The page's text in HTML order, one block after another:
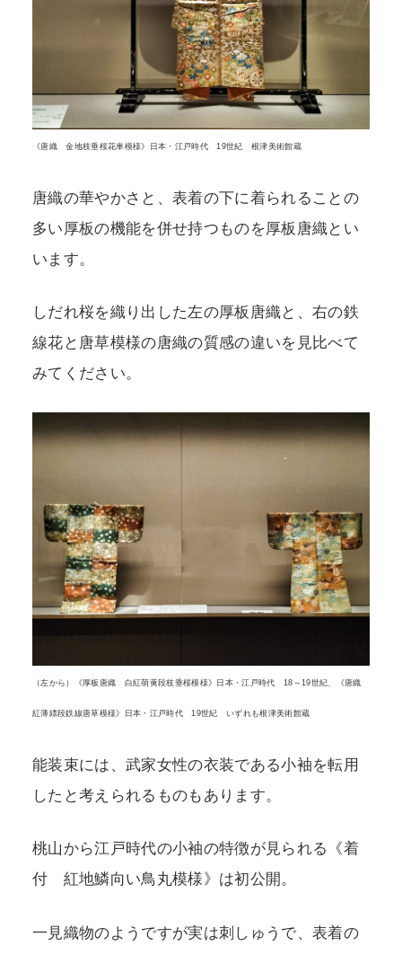
《唐織 金地枝垂桜花車模様》日本・江戸時代 19世紀 根津美術館蔵
唐織の華やかさと、表着の下に着られることの
多い厚板の機能を併せ持つものを厚板唐織とい
います。
しだれ桜を織り出した左の厚板唐織と、右の鉄
線花と唐草模様の唐織の質感の違いを見比べて
みてください。
（左から）《厚板唐織 白紅萌黄段枝垂桜模様》日本・江戸時代 18～19世紀、《唐織
紅薄縹段鉄線唐草模様》日本・江戸時代 19世紀 いずれも根津美術館蔵
能装束には、武家女性の衣装である小袖を転用
したと考えられるものもあります。
桃山から江戸時代の小袖の特徴が見られる《着
付 紅地鱗向い鳥丸模様》は初公開。
一見織物のようですが実は刺しゅうで、表着の